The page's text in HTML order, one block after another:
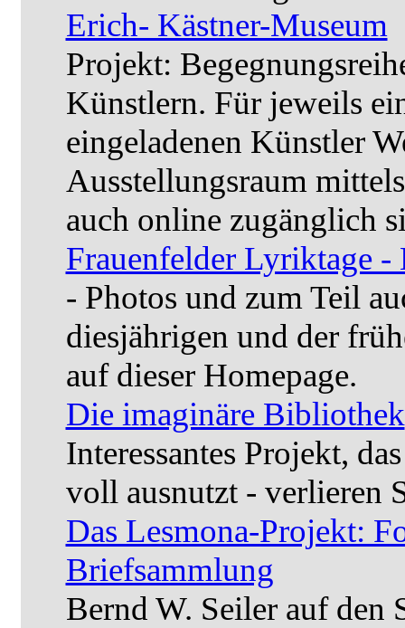
Erich- Kästner-Museum
Projekt:
Künstlern. Für jeweils
eingeladenen Künstler
Ausstellungsraum
auch online zugänglich
Frauenfelder Lyriktage -
- Photos und zum Teil
diesjährigen und der
auf dieser Homepage.
Die imaginäre Bibliothek
Interessantes Projekt,
voll ausnutzt - verlieren
Das Lesmona-Projekt:
Briefsammlung
Bernd W. Seiler auf den